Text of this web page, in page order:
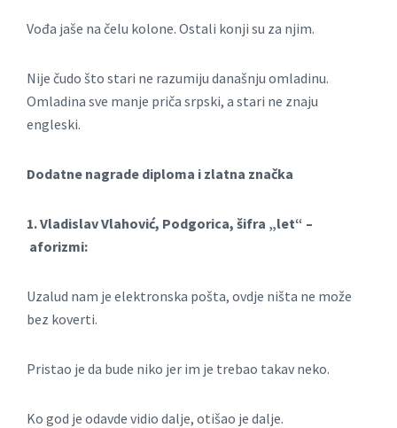
Vođa jaše na čelu kolone. Ostali konji su za njim.
Nije čudo što stari ne razumiju današnju omladinu.
Omladina sve manje priča srpski, a stari ne znaju
engleski.
Dodatne nagrade diploma i zlatna značka
1. Vladislav Vlahović, Podgorica, šifra „let“ –
aforizmi:
Uzalud nam je elektronska pošta, ovdje ništa ne može
bez koverti.
Pristao je da bude niko jer im je trebao takav neko.
Ko god je odavde vidio dalje, otišao je dalje.